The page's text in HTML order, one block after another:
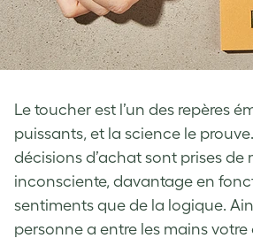
Le toucher est l’un des repères
puissants, et la science le
décisions d’achat sont prises de
inconsciente, davantage en
sentiments que de la logique.
personne a entre les mains votre